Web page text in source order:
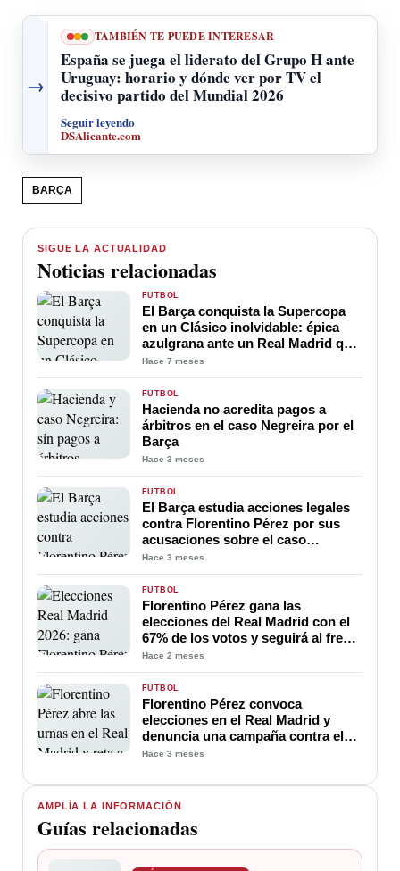
→
TAMBIÉN TE PUEDE INTERESAR
España se juega el liderato del Grupo H ante
Uruguay: horario y dónde ver por TV el
decisivo partido del Mundial 2026
Seguir leyendo
DSAlicante.com
BARÇA
AMPLÍA LA INFORMACIÓN
Guías relacionadas
SIGUE LA ACTUALIDAD
Noticias relacionadas
FÚTBOL
El Barça conquista la Supercopa
en un Clásico inolvidable: épica
azulgrana ante un Real Madrid que
nunca se rindió
Hace 7 meses
FÚTBOL
Hacienda no acredita pagos a
árbitros en el caso Negreira por el
Barça
Hace 3 meses
FÚTBOL
El Barça estudia acciones legales
contra Florentino Pérez por sus
acusaciones sobre el caso
Negreira
Hace 3 meses
FÚTBOL
Florentino Pérez gana las
elecciones del Real Madrid con el
67% de los votos y seguirá al frente
del club hasta 2030
Hace 2 meses
FÚTBOL
Florentino Pérez convoca
elecciones en el Real Madrid y
denuncia una campaña contra el
club
Hace 3 meses